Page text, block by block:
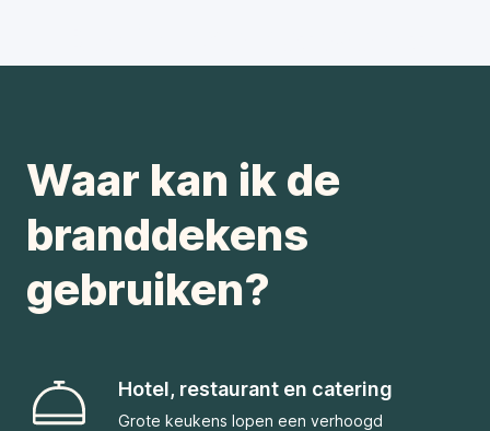
Waar kan ik de
branddekens
gebruiken?
Hotel, restaurant en catering
Grote keukens lopen een verhoogd